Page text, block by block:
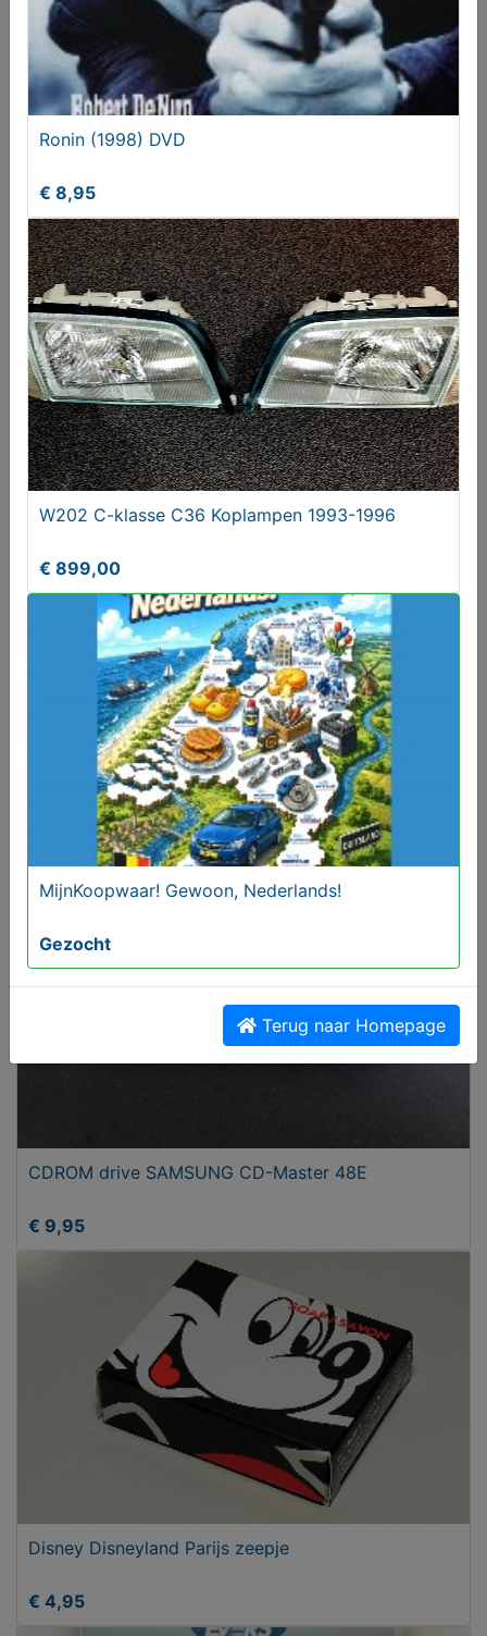
Volkswagen Golf 1.2 TSI Highline, 5-Deurs
€ 8650,00
HP C1554C 12-24GB DDS-3 4mm SCSI Internal
Trade-Ready Tape D
€ 149,00
Mercedes velgen "Corvus Black Edition" 16 inch
breedset
€ 1199,00
CDROM drive SAMSUNG CD-Master 48E
€ 9,95
Disney Disneyland Parijs zeepje
€ 4,95
Ronin (1998) DVD
€ 8,95
W202 C-klasse C36 Koplampen 1993-1996
€ 899,00
MijnKoopwaar! Gewoon, Nederlands!
Gezocht
Terug naar Homepage